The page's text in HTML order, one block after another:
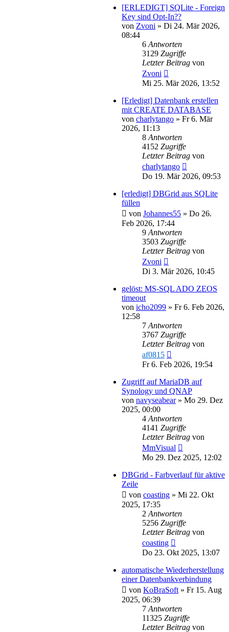
[ERLEDIGT] SQLite - Foreign
Key sind Opt-In??
von Zvoni » Di 24. Mär 2026,
08:44
6 Antworten
3129 Zugriffe
Letzter Beitrag von
Zvoni
Mi 25. Mär 2026, 13:52
[Erledigt] Datenbank erstellen
mit CREATE DATABASE
von charlytango » Fr 6. Mär
2026, 11:13
8 Antworten
4152 Zugriffe
Letzter Beitrag von
charlytango
Do 19. Mär 2026, 09:53
[erledigt] DBGrid aus SQLite
füllen
von Johannes55 » Do 26.
Feb 2026, 17:44
9 Antworten
3503 Zugriffe
Letzter Beitrag von
Zvoni
Di 3. Mär 2026, 10:45
gelöst: MS-SQL ADO ZEOS
timeout
von icho2099 » Fr 6. Feb 2026,
12:58
7 Antworten
3767 Zugriffe
Letzter Beitrag von
af0815
Fr 6. Feb 2026, 19:54
Zugriff auf MariaDB auf
Synology und QNAP
von navyseabear» Mo 29. Dez
2025, 00:00
4 Antworten
4141 Zugriffe
Letzter Beitrag von
MmVisual
Mo 29. Dez 2025, 12:02
DBGrid - Farbverlauf für aktive
Zeile
von coasting » Mi 22. Okt
2025, 17:35
2 Antworten
5256 Zugriffe
Letzter Beitrag von
coasting
Do 23. Okt 2025, 13:07
automatische Wiederherstellung
einer Datenbankverbindung
von KoBraSoft » Fr 15. Aug
2025, 06:39
7 Antworten
11325 Zugriffe
Letzter Beitrag von